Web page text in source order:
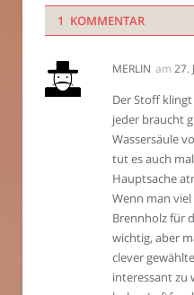
1 KOMMENTAR
MERLIN am 27.
Der Stoff
jeder braucht
Wassersäule
tut es auch
Hauptsache
Wenn man viel
Brennholz für
wichtig, aber
clever
interessant zu